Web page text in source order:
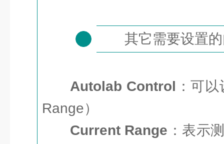
其它需要设置
Autolab Control ：可
Range）
Current Range ：表示